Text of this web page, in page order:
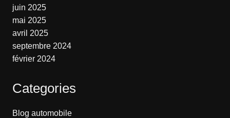
juin 2025
mai 2025
avril 2025
septembre 2024
février 2024
Categories
Blog automobile